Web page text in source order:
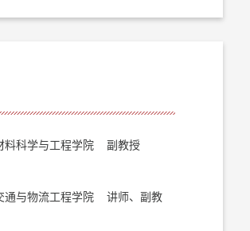
料科学与工程学院 副教授
通与物流工程学院 讲师、副教